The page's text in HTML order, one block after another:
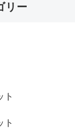
リー
ト
ト